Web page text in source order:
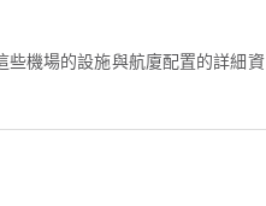
機場的設施與航廈配置的詳細資